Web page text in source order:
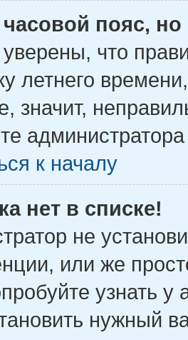
пояс,
что
летнего
значит,
к началу
нет в списке!
не
или же
узнать
нужный